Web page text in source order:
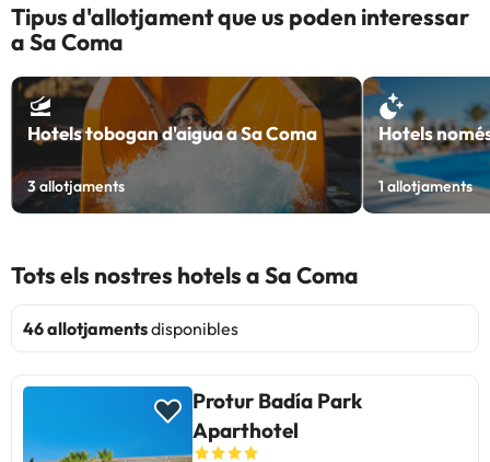
Tipus d'allotjament que us poden interessar
a Sa Coma
Hotels tobogan d'aigua a Sa Coma
3allotjaments
Hotels
1allotjaments
Tots els nostres hotels a Sa Coma
46 allotjamentsdisponibles
Protur Badía Park
Aparthotel